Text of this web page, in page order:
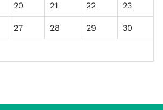
20 21 22 23
27 28 29 30